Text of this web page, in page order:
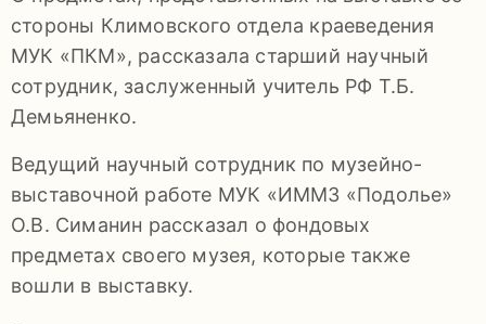
стороны Климовского отдела краеведения
МУК «ПКМ», рассказала старший научный
сотрудник, заслуженный учитель РФ Т.Б.
Демьяненко.
Ведущий научный сотрудник по музейно-
выставочной работе МУК «ИММЗ «Подолье»
О.В. Симанин рассказал о фондовых
предметах своего музея, которые также
вошли в выставку.